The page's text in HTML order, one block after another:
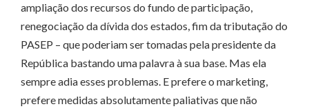
ampliação dos recursos do fundo de participação,
renegociação da dívida dos estados, fim da tributação do
PASEP – que poderiam ser tomadas pela presidente da
República bastando uma palavra à sua base. Mas ela
sempre adia esses problemas. E prefere o marketing,
prefere medidas absolutamente paliativas que não